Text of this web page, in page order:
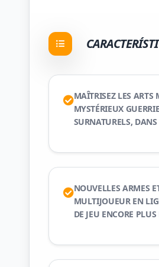
MAÎTRISEZ LES
MYSTÉRIEUX
SURNATURELS,
NOUVELLES ARMES
MULTIJOUEUR EN
DE JEU ENCORE